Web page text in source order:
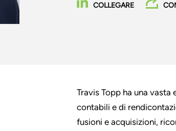
COLLEGARE
Travis Topp ha una
contabili e di
fusioni e acquisizioni,